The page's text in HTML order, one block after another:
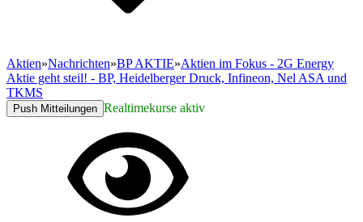
Aktien»Nachrichten»BP AKTIE»Aktien im Fokus - 2G Energy
Aktie geht steil! - BP, Heidelberger Druck, Infineon, Nel ASA und
TKMS
Push Mitteilungen Realtimekurse aktiv